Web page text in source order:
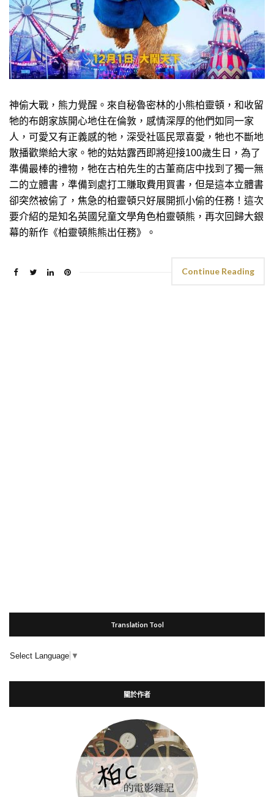
神偷大戰，熊力覺醒。來自秘魯密林的小熊柏靈頓，和收留
牠的布朗家族開心地住在倫敦，感情深厚的他們如同一家
人，可愛又有正義感的牠，深受社區民眾喜愛，牠也不斷地
散播歡樂給大家。牠的姑姑露西即將迎接100歲生日，為了
準備最棒的禮物，牠在古柏先生的古董商店中找到了獨一無
二的立體書，準備到處打工賺取費用買書，但是這本立體書
卻突然被偷了，焦急的柏靈頓只好展開抓小偷的任務！這次
要介紹的是知名英國兒童文學角色柏靈頓熊，再次回歸大銀
幕的新作《柏靈頓熊熊出任務》。
Continue Reading
Translation Tool
Select Language ▼
關於作者